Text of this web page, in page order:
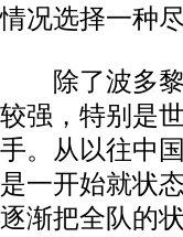
情况选择一种
除了波多黎
较强，特别是
手。从以往中
是一开始就状
逐渐把全队的